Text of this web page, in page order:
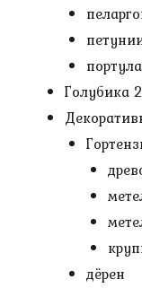
Голубика
дёрен